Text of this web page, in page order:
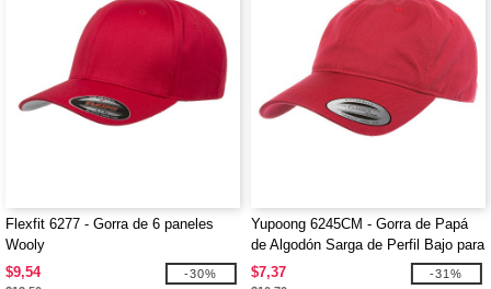
Flexfit 6277 - Gorra de 6 paneles
Wooly
$9,54
-30%
Yupoong 6245CM - Gorra de Papá
de Algodón Sarga de Perfil Bajo para
Adultos
$7,37 -31%